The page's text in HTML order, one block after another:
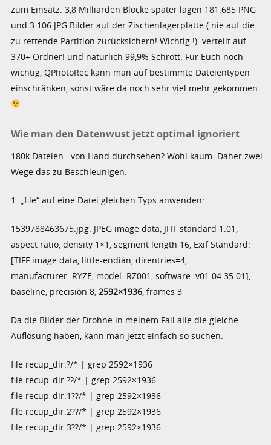
zum Einsatz. 3,8 Milliarden Blöcke später lagen 181.685 PNG
und 3.106 JPG Bilder auf der Zischenlagerplatte ( nie auf die
zu rettende Partition zurücksichern! Wichtig !) verteilt auf
370+ Ordner! und natürlich 99,9% Schrott. Für Euch noch
wichtig, QPhotoRec kann man auf bestimmte Dateientypen
einschränken, sonst wäre da noch sehr viel mehr gekommen
Wie man den Datenwust jetzt optimal ignoriert
180k Dateien.. von Hand durchsehen? Wohl kaum. Daher zwei
Wege das zu Beschleunigen:
1. „file“ auf eine Datei gleichen Typs anwenden:
1539788463675.jpg: JPEG image data, JFIF standard 1.01,
aspect ratio, density 1×1, segment length 16, Exif Standard:
[TIFF image data, little-endian, direntries=4,
manufacturer=RYZE, model=RZ001, software=v01.04.35.01],
baseline, precision 8,2592×1936, frames 3
Da die Bilder der Drohne in meinem Fall alle die gleiche
Auflösung haben, kann man jetzt einfach so suchen:
file recup_dir.?/* | grep 2592×1936
file recup_dir.??/* | grep 2592×1936
file recup_dir.1??/* | grep 2592×1936
file recup_dir.2??/* | grep 2592×1936
file recup_dir.3??/* | grep 2592×1936